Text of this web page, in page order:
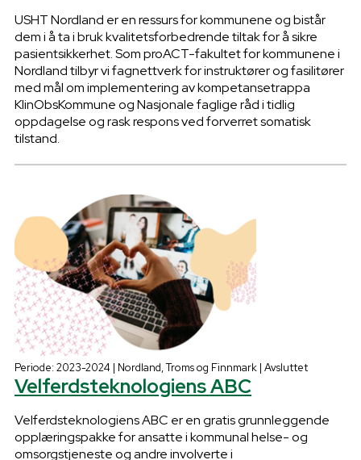
USHT Nordland er en ressurs for kommunene og bistår
dem i å ta i bruk kvalitetsforbedrende tiltak for å sikre
pasientsikkerhet. Som proACT-fakultet for kommunene i
Nordland tilbyr vi fagnettverk for instruktører og fasilitører
med mål om implementering av kompetansetrappa
KlinObsKommune og Nasjonale faglige råd i tidlig
oppdagelse og rask respons ved forverret somatisk
tilstand.
Periode: 2023-2024 | Nordland, Troms og Finnmark | Avsluttet
Velferdsteknologiens ABC
Velferdsteknologiens ABC er en gratis grunnleggende
opplæringspakke for ansatte i kommunal helse- og
omsorgstjeneste og andre involverte i